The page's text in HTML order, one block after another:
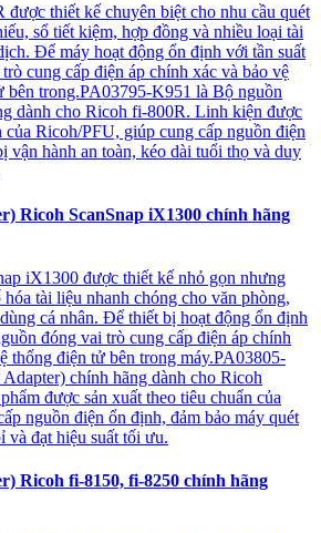
thiết kế chuyên biệt cho nhu cầu quét
sổ tiết kiệm, hợp đồng và nhiều loại tài
Để máy hoạt động ổn định với tần suất
cung cấp điện áp chính xác và bảo vệ
bên trong.PA03795-K951 là Bộ nguồn
dành cho Ricoh fi-800R. Linh kiện được
của Ricoh/PFU, giúp cung cấp nguồn điện
vận hành an toàn, kéo dài tuổi thọ và duy
Ricoh ScanSnap iX1300 chính hãng
iX1300 được thiết kế nhỏ gọn nhưng
tài liệu nhanh chóng cho văn phòng,
cá nhân. Để thiết bị hoạt động ổn định
đóng vai trò cung cấp điện áp chính
thống điện tử bên trong máy.PA03805-
chính hãng dành cho Ricoh
được sản xuất theo tiêu chuẩn của
nguồn điện ổn định, đảm bảo máy quét
và đạt hiệu suất tối ưu.
Ricoh fi-8150, fi-8250 chính hãng